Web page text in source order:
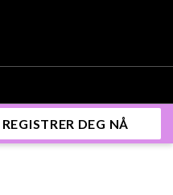
REGISTRER DEG NÅ